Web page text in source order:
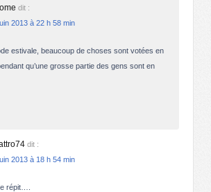
dit :
2013 à 22 h 58 min
estivale, beaucoup de choses sont votées en
qu’une grosse partie des gens sont en
dit :
2013 à 18 h 54 min
répit….